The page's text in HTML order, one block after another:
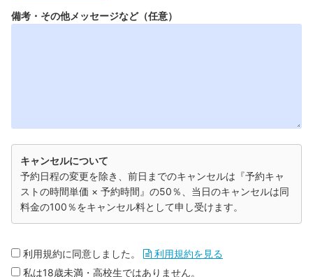
備考・その他メッセージなど（任意）
キャンセルについて
予約日程の変更を除き、前日までのキャンセルは『予約キャ
ストの時間単価 × 予約時間』の50％、当日のキャンセルは同
料金の100％をキャンセル料として申し受けます。
利用規約に同意しました。
利用規約を見る
私は18歳未満・高校生ではありません。